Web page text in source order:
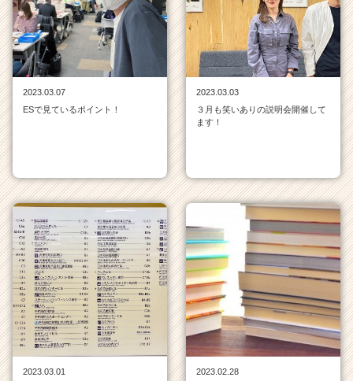
2023.03.07
ESで見ているポイント！
2023.03.03
３月も笑いありの説明会開催して
ます！
2023.03.01
2023.02.28